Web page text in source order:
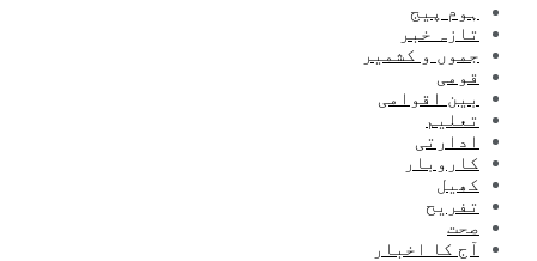
ہوم پیج
تازہ خبر
جموں و کشمیر
قومی
بین اقوامی
تعلیم
ادارتی
کاروبار
کھیل
تفریح
صحت
آج کا اخبار